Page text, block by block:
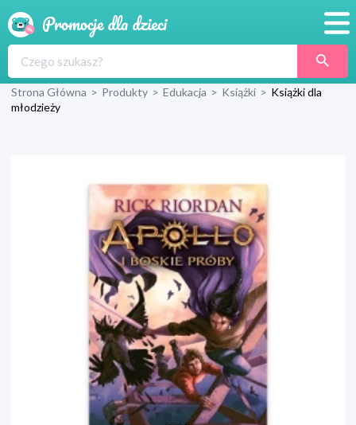
Produkty
Wyprawka
Strona Główna > Produkty > Edukacja > Książki > Książki dla
młodzieży